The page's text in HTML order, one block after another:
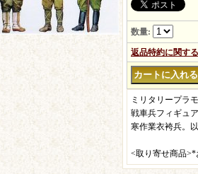
数量:
返品特約に関す
ミリタリープラモ
戦車兵フィギュ
寒作業衣袴兵。
<取り寄せ商品>*